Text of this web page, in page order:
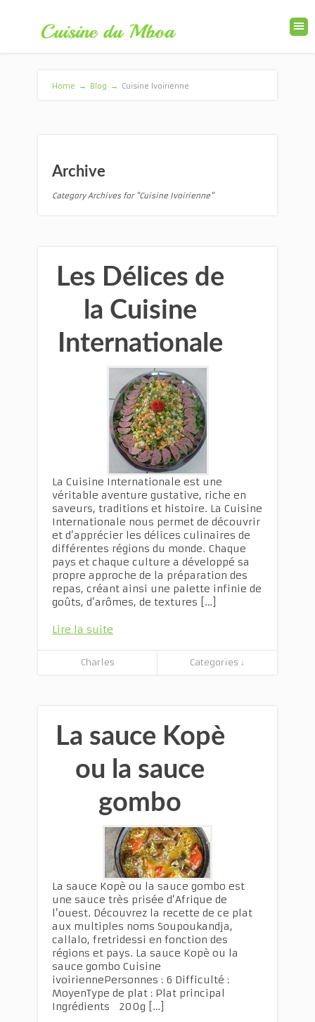
Home → Blog → Cuisine Ivoirienne
Archive
Category Archives for "Cuisine Ivoirienne"
Les Délices de
la Cuisine
Internationale
La Cuisine Internationale est une
véritable aventure gustative, riche en
saveurs, traditions et histoire. La Cuisine
Internationale nous permet de découvrir
et d’apprécier les délices culinaires de
différentes régions du monde. Chaque
pays et chaque culture a développé sa
propre approche de la préparation des
repas, créant ainsi une palette infinie de
goûts, d’arômes, de textures […]
Lire la suite
Charles Categories ↓
La sauce Kopè
ou la sauce
gombo
La sauce Kopè ou la sauce gombo est
une sauce très prisée d’Afrique de
l’ouest. Découvrez la recette de ce plat
aux multiples noms Soupoukandja,
callalo, fretridessi en fonction des
régions et pays. La sauce Kopè ou la
sauce gombo Cuisine
ivoiriennePersonnes : 6 Difficulté :
MoyenType de plat : Plat principal
Ingrédients 200g […]